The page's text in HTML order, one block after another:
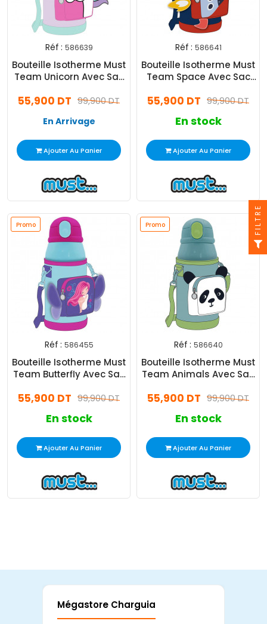
Réf : 586639
Bouteille Isotherme Must
Team Unicorn Avec Sac
99,900 DT
55,900 DT
En Arrivage
Ajouter Au Panier
Réf : 586641
Bouteille Isotherme Must
Team Space Avec Sac
99,900 DT
55,900 DT
En stock
Ajouter Au Panier
Promo
Réf : 586455
Bouteille Isotherme Must
Team Butterfly Avec Sac
99,900 DT
55,900 DT
En stock
Ajouter Au Panier
Promo
Réf : 586640
Bouteille Isotherme Must
Team Animals Avec Sac
99,900 DT
55,900 DT
En stock
Ajouter Au Panier
Mégastore Charguia
FILTRE